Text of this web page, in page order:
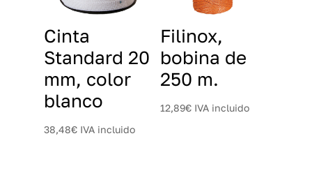
Cinta
Standard 20
mm, color
blanco
38,48€ IVA incluido
Filinox,
bobina de
250 m.
12,89€ IVA incluido